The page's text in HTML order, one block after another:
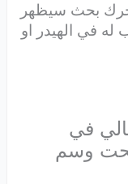
بحث سيظهر
في الهيدر او
في
وسم